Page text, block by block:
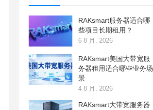
RAKsmart服务器适合哪
些项目长期租用？
6 8 月, 2026
RAKsmart美国大带宽服
务器租用适合哪些业务场
景
4 8 月, 2026
RAKsmart大带宽服务器